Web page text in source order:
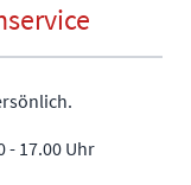
- 17.00 Uhr